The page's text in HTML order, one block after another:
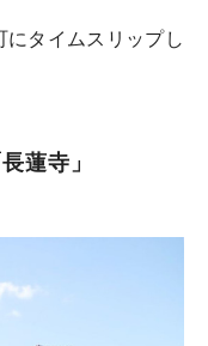
にタイムスリップし
蓮寺」